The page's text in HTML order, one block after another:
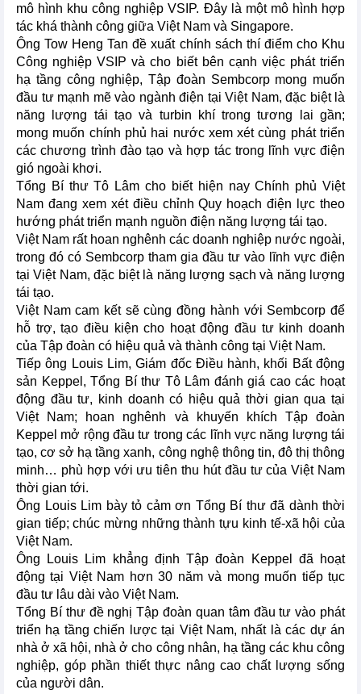
mô hình khu công nghiệp VSIP. Đây là một mô hình hợp
tác khá thành công giữa Việt Nam và Singapore.
Ông Tow Heng Tan đề xuất chính sách thí điểm cho Khu
Công nghiệp VSIP và cho biết bên cạnh việc phát triển
hạ tầng công nghiệp, Tập đoàn Sembcorp mong muốn
đầu tư mạnh mẽ vào ngành điện tại Việt Nam, đặc biệt là
năng lượng tái tạo và turbin khí trong tương lai gần;
mong muốn chính phủ hai nước xem xét cùng phát triển
các chương trình đào tạo và hợp tác trong lĩnh vực điện
gió ngoài khơi.
Tổng Bí thư Tô Lâm cho biết hiện nay Chính phủ Việt
Nam đang xem xét điều chỉnh Quy hoạch điện lực theo
hướng phát triển mạnh nguồn điện năng lượng tái tạo.
Việt Nam rất hoan nghênh các doanh nghiệp nước ngoài,
trong đó có Sembcorp tham gia đầu tư vào lĩnh vực điện
tại Việt Nam, đặc biệt là năng lượng sạch và năng lượng
tái tạo.
Việt Nam cam kết sẽ cùng đồng hành với Sembcorp để
hỗ trợ, tạo điều kiện cho hoạt động đầu tư kinh doanh
của Tập đoàn có hiệu quả và thành công tại Việt Nam.
Tiếp ông Louis Lim, Giám đốc Điều hành, khối Bất động
sản Keppel, Tổng Bí thư Tô Lâm đánh giá cao các hoạt
động đầu tư, kinh doanh có hiệu quả thời gian qua tại
Việt Nam; hoan nghênh và khuyến khích Tập đoàn
Keppel mở rộng đầu tư trong các lĩnh vực năng lượng tái
tạo, cơ sở hạ tầng xanh, công nghệ thông tin, đô thị thông
minh… phù hợp với ưu tiên thu hút đầu tư của Việt Nam
thời gian tới.
Ông Louis Lim bày tỏ cảm ơn Tổng Bí thư đã dành thời
gian tiếp; chúc mừng những thành tựu kinh tế-xã hội của
Việt Nam.
Ông Louis Lim khẳng định Tập đoàn Keppel đã hoạt
động tại Việt Nam hơn 30 năm và mong muốn tiếp tục
đầu tư lâu dài vào Việt Nam.
Tổng Bí thư đề nghị Tập đoàn quan tâm đầu tư vào phát
triển hạ tầng chiến lược tại Việt Nam, nhất là các dự án
nhà ở xã hội, nhà ở cho công nhân, hạ tầng các khu công
nghiệp, góp phần thiết thực nâng cao chất lượng sống
của người dân.